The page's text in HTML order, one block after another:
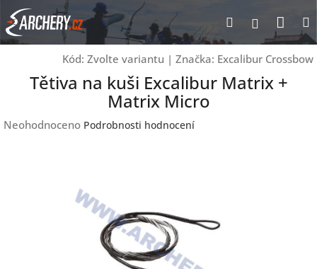
Přejít
na
obsah
Hledat
Kód: Zvolte variantu | Značka: Excalibur Crossbow
Tětiva na kuši Excalibur Matrix +
Matrix Micro
Průměrné
Neohodnoceno Podrobnosti hodnocení